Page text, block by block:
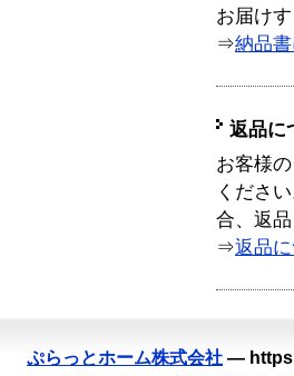
お届け
⇒納品
返品に
お客様
くださ
合、返
⇒返品
ぷらっとホーム株式会社 —